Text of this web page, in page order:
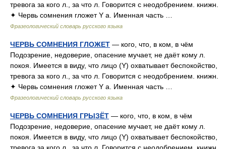
тревога за кого л., за что л. Говорится с неодобрением. книжн.
✦ Червь сомнения гложет Y а. Именная часть …
Фразеологический словарь русского языка
ЧЕРВЬ СОМНЕНИЯ ГЛОЖЕТ — кого, что, в ком, в чём
Подозрение, недоверие, опасение мучает, не даёт кому л.
покоя. Имеется в виду, что лицо (Y) охватывает беспокойство,
тревога за кого л., за что л. Говорится с неодобрением. книжн.
✦ Червь сомнения гложет Y а. Именная часть …
Фразеологический словарь русского языка
ЧЕРВЬ СОМНЕНИЯ ГРЫЗЁТ — кого, что, в ком, в чём
Подозрение, недоверие, опасение мучает, не даёт кому л.
покоя. Имеется в виду, что лицо (Y) охватывает беспокойство,